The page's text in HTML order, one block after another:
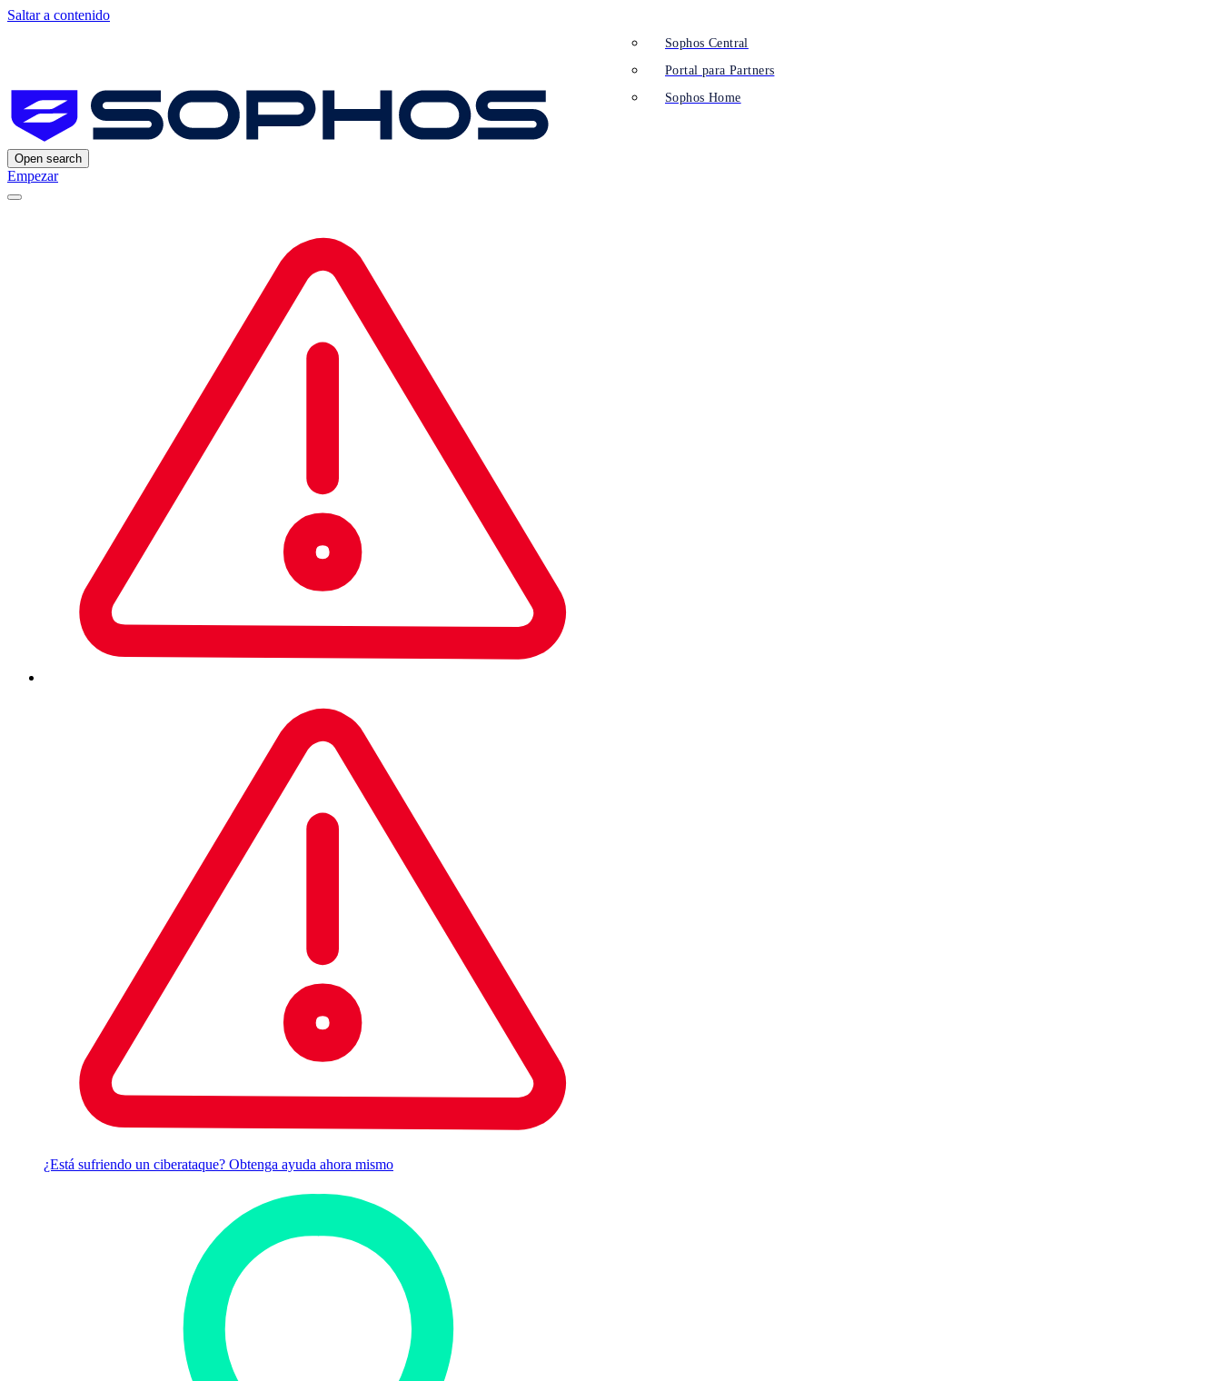
Saltar a contenido
Open search
Empezar
¿Está sufriendo un ciberataque? Obtenga ayuda ahora mismo
Sophos Central
Portal para Partners
Sophos Home